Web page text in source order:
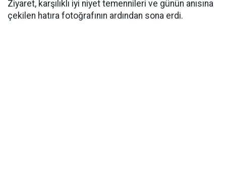
Ziyaret, karşılıklı iyi niyet temennileri ve günün anısına
çekilen hatıra fotoğrafının ardından sona erdi.